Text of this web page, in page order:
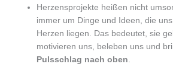
Herzensprojekte heißen nicht
immer um Dinge und Ideen, die
Herzen liegen. Das bedeutet, sie
motivieren uns, beleben uns und
Pulsschlag nach oben